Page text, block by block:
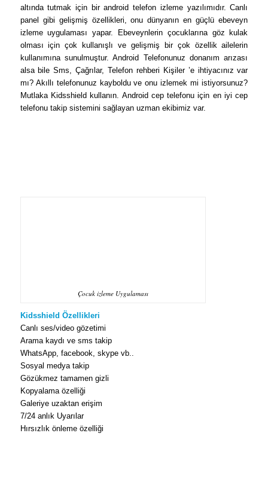
altında tutmak için bir android telefon izleme yazılımıdır. Canlı
panel gibi gelişmiş özellikleri, onu dünyanın en güçlü ebeveyn
izleme uygulaması yapar. Ebeveynlerin çocuklarına göz kulak
olması için çok kullanışlı ve gelişmiş bir çok özellik ailelerin
kullanımına sunulmuştur. Android Telefonunuz donanım arızası
alsa bile Sms, Çağrılar, Telefon rehberi Kişiler ’e ihtiyacınız var
mı? Akıllı telefonunuz kayboldu ve onu izlemek mi istiyorsunuz?
Mutlaka Kidsshield kullanın. Android cep telefonu için en iyi cep
telefonu takip sistemini sağlayan uzman ekibimiz var.
Çocuk izleme Uygulaması
Kidsshield Özellikleri
Canlı ses/video gözetimi
Arama kaydı ve sms takip
WhatsApp, facebook, skype vb..
Sosyal medya takip
Gözükmez tamamen gizli
Kopyalama özelliği
Galeriye uzaktan erişim
7/24 anlık Uyarılar
Hırsızlık önleme özelliği